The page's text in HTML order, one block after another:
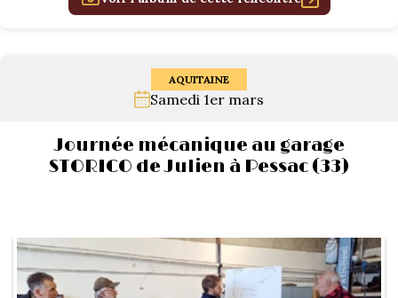
1934/1941
1945/1952
1952/1957
La 15/6 D –
1947/1955
AQUITAINE
Samedi 1er mars
Journée mécanique au garage
STORICO de Julien à Pessac (33)